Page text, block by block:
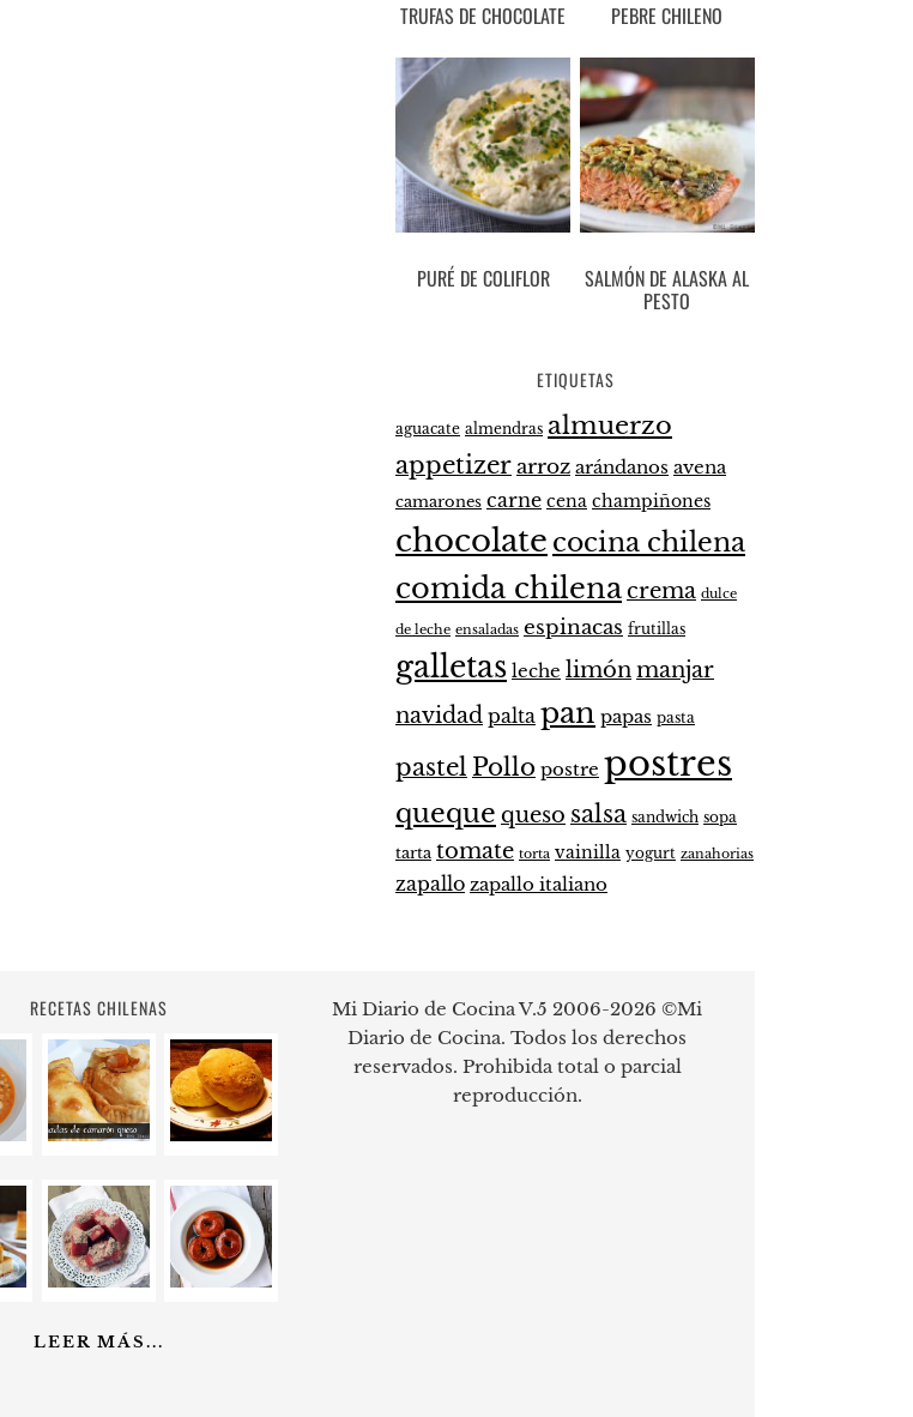
TRUFAS DE CHOCOLATE PEBRE CHILENO
PURÉ DE COLIFLOR SALMÓN DE ALASKA AL
PESTO
ETIQUETAS
aguacate almendras almuerzo
appetizerarroz arándanos avena
camarones carne cena champiñones
chocolate cocina chilena
comida chilenacrema dulce
de leche ensaladas espinacas frutillas
galletas leche limónmanjar
navidad palta pan papas pasta
pastel Pollo postre postres
queque queso salsa sandwich sopa
tarta tomate torta vainilla yogurt zanahorias
zapallo zapallo italiano
RECETAS CHILENAS
LEER MÁS...
Mi Diario de Cocina V.5 2006-2026 ©Mi
Diario de Cocina. Todos los derechos
reservados. Prohibida total o parcial
reproducción.